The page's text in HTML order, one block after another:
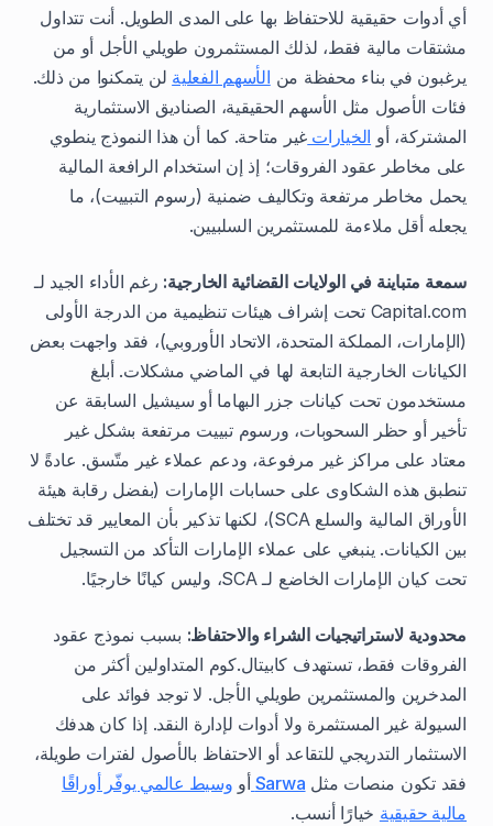
أي أدوات حقيقية للاحتفاظ بها على المدى الطويل. أنت تتداول
مشتقات مالية فقط، لذلك المستثمرون طويلي الأجل أو من
يرغبون في بناء محفظة من الأسهم الفعلية لن يتمكنوا من ذلك.
فئات الأصول مثل الأسهم الحقيقية، الصناديق الاستثمارية
المشتركة، أو الخيارات غير متاحة. كما أن هذا النموذج ينطوي
على مخاطر عقود الفروقات؛ إذ إن استخدام الرافعة المالية
يحمل مخاطر مرتفعة وتكاليف ضمنية (رسوم التبييت)، ما
يجعله أقل ملاءمة للمستثمرين السلبيين.
سمعة متباينة في الولايات القضائية الخارجية: رغم الأداء الجيد لـ
Capital.com تحت إشراف هيئات تنظيمية من الدرجة الأولى
(الإمارات، المملكة المتحدة، الاتحاد الأوروبي)، فقد واجهت بعض
الكيانات الخارجية التابعة لها في الماضي مشكلات. أبلغ
مستخدمون تحت كيانات جزر البهاما أو سيشيل السابقة عن
تأخير أو حظر السحوبات، ورسوم تبييت مرتفعة بشكل غير
معتاد على مراكز غير مرفوعة، ودعم عملاء غير متّسق. عادةً لا
تنطبق هذه الشكاوى على حسابات الإمارات (بفضل رقابة هيئة
الأوراق المالية والسلع SCA)، لكنها تذكير بأن المعايير قد تختلف
بين الكيانات. ينبغي على عملاء الإمارات التأكد من التسجيل
تحت كيان الإمارات الخاضع لـ SCA، وليس كيانًا خارجيًا.
محدودية لاستراتيجيات الشراء والاحتفاظ: بسبب نموذج عقود
الفروقات فقط، تستهدف كابيتال.كوم المتداولين أكثر من
المدخرين والمستثمرين طويلي الأجل. لا توجد فوائد على
السيولة غير المستثمرة ولا أدوات لإدارة النقد. إذا كان هدفك
الاستثمار التدريجي للتقاعد أو الاحتفاظ بالأصول لفترات طويلة،
فقد تكون منصات مثل Sarwa أو وسيط عالمي يوفّر أوراقًا
مالية حقيقية خيارًا أنسب.